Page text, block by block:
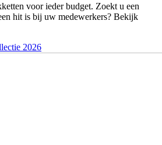
voor ieder budget. Zoekt u een
hit is bij uw medewerkers? Bekijk
2026